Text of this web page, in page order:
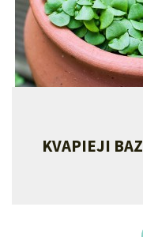
KVAPIEJI